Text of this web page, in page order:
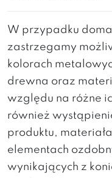
W przypadku
zastrzegamy
kolorach
drewna oraz
względu na różne
również
produktu,
elementach
wynikających z